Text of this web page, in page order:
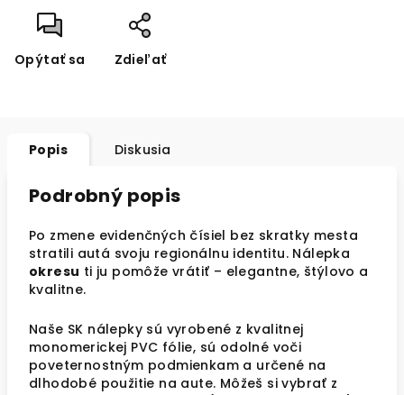
Opýtať sa Zdieľať
Popis Diskusia
Podrobný popis
Po zmene evidenčných čísiel bez skratky mesta
stratili autá svoju regionálnu identitu. Nálepka
okresu ti ju pomôže vrátiť – elegantne, štýlovo a
kvalitne.
Naše SK nálepky sú vyrobené z kvalitnej
monomerickej PVC fólie, sú odolné voči
poveternostným podmienkam a určené na
dlhodobé použitie na aute. Môžeš si vybrať z